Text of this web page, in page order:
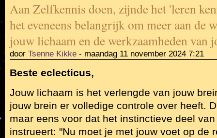
Aan Zelfkennis doen, zijnde het 'leren
het eveneens belangrijk om meer aan de
jouw lichaam en de werkzaamheden van
door Tsenne Kikke - maandag 11 november 2024 7:21
Beste eclecticus,
Jouw lichaam is het verlengde van jouw
jouw brein er volledige controle over heeft.
maar eens voor dat het instinctieve deel
instrueert: "Nu moet je met jouw voet op de